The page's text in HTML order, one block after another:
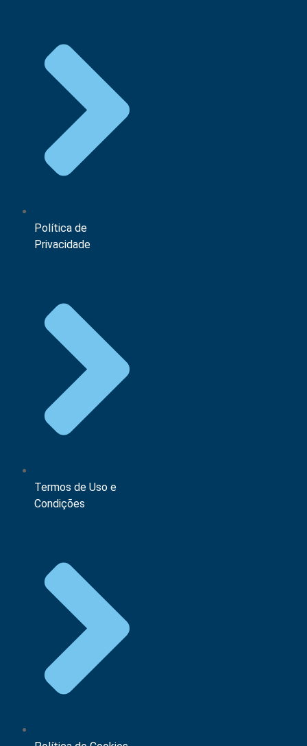
Política de
Privacidade
Termos de Uso e
Condições